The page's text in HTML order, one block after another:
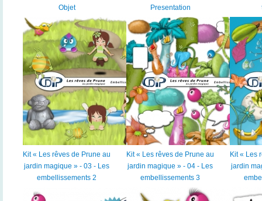
Objet
Presentation
Kit « Les rêves de Prune au
jardin magique » - 03 - Les
embellissements 2
Kit « Les rêves de Prune au
jardin magique » - 04 - Les
embellissements 3
Kit « Les
jardin